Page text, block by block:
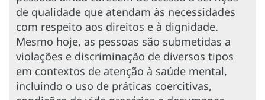
de qualidade que atendam às necessidades
com respeito aos direitos e à dignidade.
Mesmo hoje, as pessoas são submetidas a
violações e discriminação de diversos tipos
em contextos de atenção à saúde mental,
incluindo o uso de práticas coercitivas,